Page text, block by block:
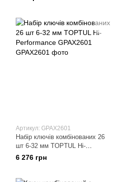
Артикул: GPAX2601
Набір ключів комбінованих 26
шт 6-32 мм TOPTUL Hi-
Performance GPAX2601
6 276 грн